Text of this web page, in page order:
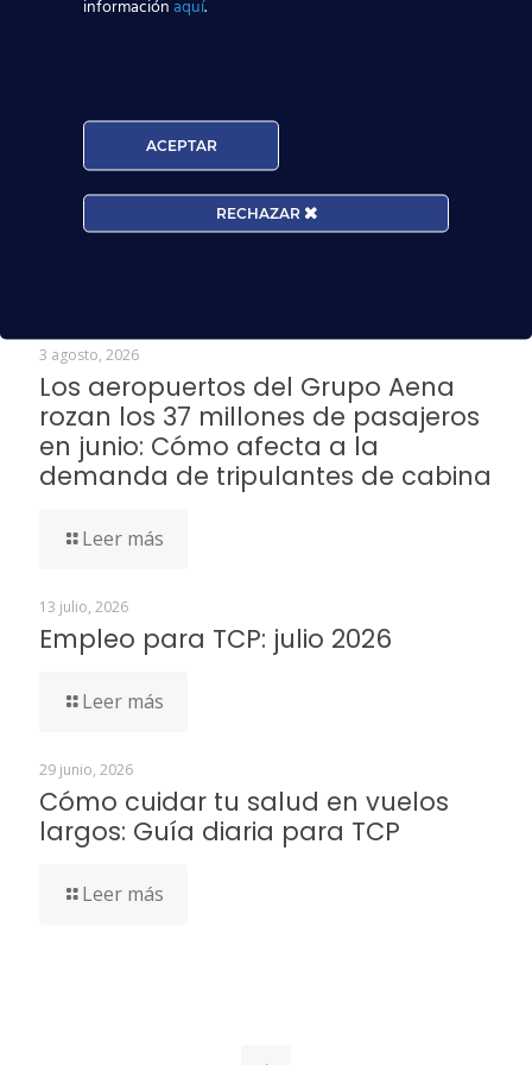
solucionar vuestras dudas… Seguiremos
aprovechando estas noticias en el sector para
daros unas pequeñas nociones como a nuestros
alumnos y alumnas, futuras azafatas y auxiliares
de vuelo
3 agosto, 2026
Los aeropuertos del Grupo Aena
rozan los 37 millones de pasajeros
en junio: Cómo afecta a la
demanda de tripulantes de cabina
Leer más
13 julio, 2026
Empleo para TCP: julio 2026
Leer más
29 junio, 2026
Cómo cuidar tu salud en vuelos
largos: Guía diaria para TCP
Leer más
informaciónaquí.
ACEPTAR
RECHAZAR